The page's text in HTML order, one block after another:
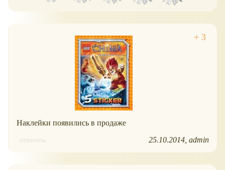
Наклейки появились в продаже
ответить 25.10.2014 admin